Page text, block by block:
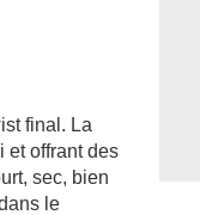
final. La
et offrant des
sec, bien
le